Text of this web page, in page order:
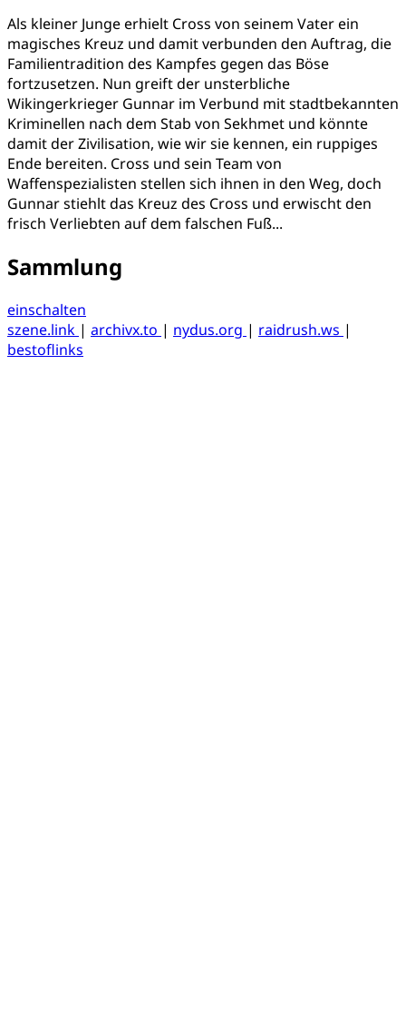
Als kleiner Junge erhielt Cross von seinem Vater ein
magisches Kreuz und damit verbunden den Auftrag, die
Familientradition des Kampfes gegen das Böse
fortzusetzen. Nun greift der unsterbliche
Wikingerkrieger Gunnar im Verbund mit stadtbekannten
Kriminellen nach dem Stab von Sekhmet und könnte
damit der Zivilisation, wie wir sie kennen, ein ruppiges
Ende bereiten. Cross und sein Team von
Waffenspezialisten stellen sich ihnen in den Weg, doch
Gunnar stiehlt das Kreuz des Cross und erwischt den
frisch Verliebten auf dem falschen Fuß...
Sammlung
einschalten
szene.link | archivx.to | nydus.org | raidrush.ws |
bestoflinks